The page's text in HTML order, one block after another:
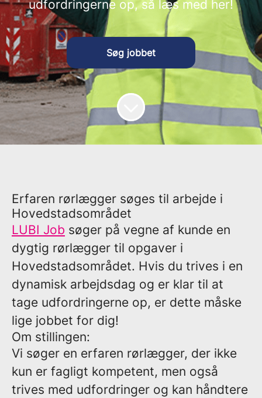
udfordringerne op, så læs med her!
Søg jobbet
Erfaren rørlægger søges til arbejde i
Hovedstadsområdet
LUBI Job søger på vegne af kunde en
dygtig rørlægger til opgaver i
Hovedstadsområdet. Hvis du trives i en
dynamisk arbejdsdag og er klar til at
tage udfordringerne op, er dette måske
lige jobbet for dig!
Om stillingen:
Vi søger en erfaren rørlægger, der ikke
kun er fagligt kompetent, men også
trives med udfordringer og kan håndtere